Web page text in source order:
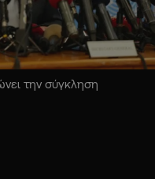
την σύγκληση